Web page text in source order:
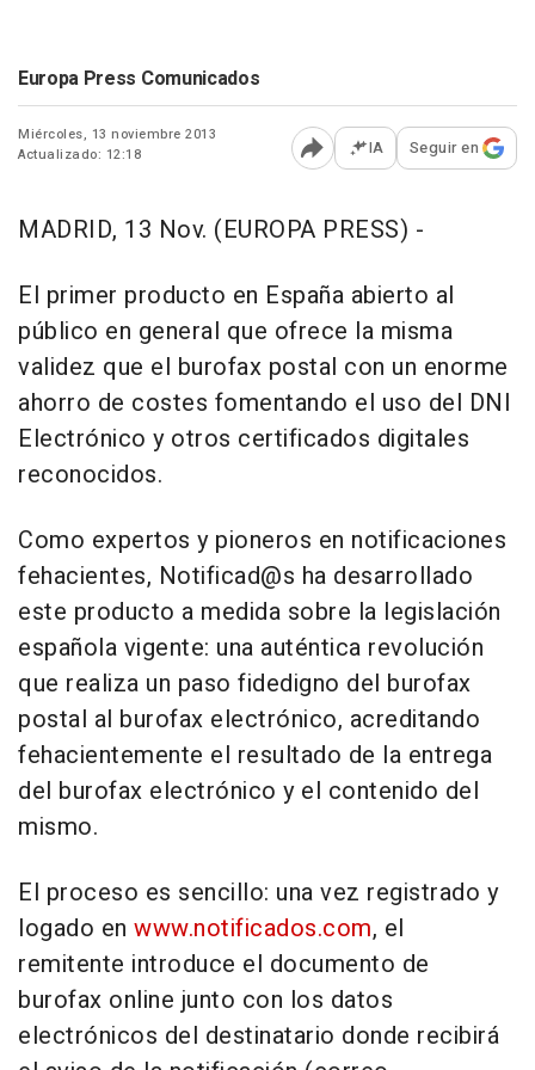
Europa Press Comunicados
Miércoles, 13 noviembre 2013
Actualizado: 12:18
Abrir opciones para
IA Seguir en
MADRID, 13 Nov. (EUROPA PRESS) -
El primer producto en España abierto al
público en general que ofrece la misma
validez que el burofax postal con un enorme
ahorro de costes fomentando el uso del DNI
Electrónico y otros certificados digitales
reconocidos.
Como expertos y pioneros en notificaciones
fehacientes, Notificad@s ha desarrollado
este producto a medida sobre la legislación
española vigente: una auténtica revolución
que realiza un paso fidedigno del burofax
postal al burofax electrónico, acreditando
fehacientemente el resultado de la entrega
del burofax electrónico y el contenido del
mismo.
El proceso es sencillo: una vez registrado y
logado en www.notificados.com, el
remitente introduce el documento de
burofax online junto con los datos
electrónicos del destinatario donde recibirá